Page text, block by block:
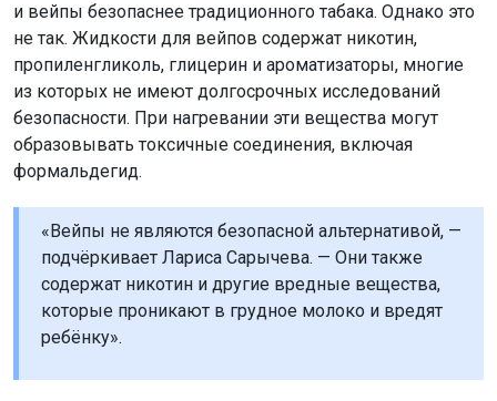
и вейпы безопаснее традиционного табака. Однако это
не так. Жидкости для вейпов содержат никотин,
пропиленгликоль, глицерин и ароматизаторы, многие
из которых не имеют долгосрочных исследований
безопасности. При нагревании эти вещества могут
образовывать токсичные соединения, включая
формальдегид.
«Вейпы не являются безопасной альтернативой, —
подчёркивает Лариса Сарычева. — Они также
содержат никотин и другие вредные вещества,
которые проникают в грудное молоко и вредят
ребёнку».